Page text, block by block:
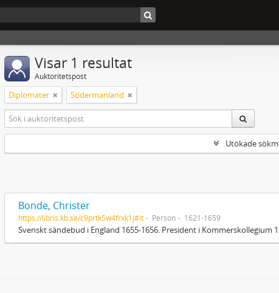
Visar 1 resultat
Auktoritetspost
Diplomater Södermanland
Utökade
Bonde, Christer
https://libris.kb.se/c9prtk5w4frxk1j#it Person 1621-1659
Svenskt sändebud i England 1655-1656. President i Kommerskollegium